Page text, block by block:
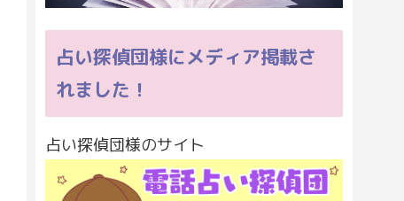
占い探偵団様にメディア掲載さ
れました！
占い探偵団様のサイト